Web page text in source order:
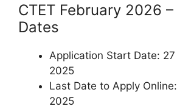
CTET February 2026
Dates
Application Start Date:
2025
Last Date to Apply
2025